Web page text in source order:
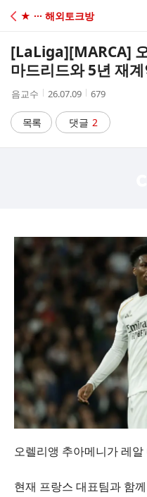
C
A
★ ··· 해외토크방
[LaLiga][MARCA]
마드리드와 5년 재
작
자
음교수
작
시
간
26.07.09
조
수
679
목록 댓글 2
오렐리앵 추아메니가 레
현재 프랑스 대표팀과 함